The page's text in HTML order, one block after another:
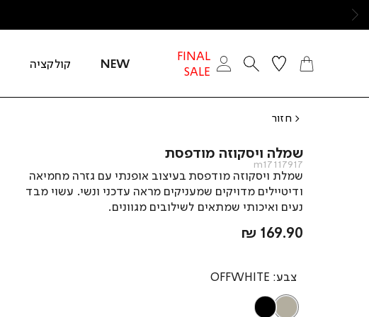
FINAL
SALE
NEW קולקציה
חזור
שמלה ויסקוזה מודפסת
m17117917
שמלת ויסקוזה מודפסת בעיצוב אופנתי עם גזרה מחמיאה
ודיטיילים מדויקים שמעניקים מראה עדכני ונשי. עשוי מבד
נעים ואיכותי שמתאים לשילובים מגוונים.
מחיר
169.90 ₪
צבע OFFWHITE
OFFWHITE
BLACK